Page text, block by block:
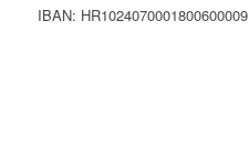
IBAN: HR1024070001800600009